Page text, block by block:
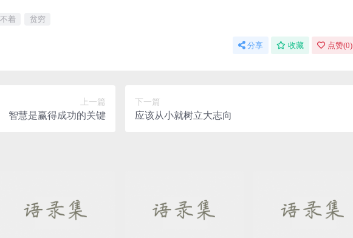
着 贫穷
分享 收藏 点赞(0)
上一篇
智慧是赢得成功的关键
下一篇
应该从小就树立大志向